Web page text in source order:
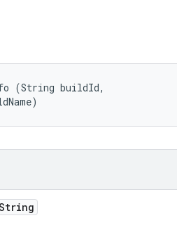
(String buildId,